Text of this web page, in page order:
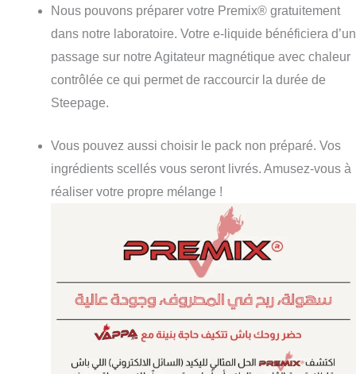
Nous pouvons préparer votre Premix® gratuitement
dans notre laboratoire. Votre e-liquide bénéficiera d’un
passage sur notre Agitateur magnétique avec chaleur
contrôlée ce qui permet de raccourcir la durée de
Steepage.
Vous pouvez aussi choisir le pack non préparé. Vos
ingrédients scellés vous seront livrés. Amusez-vous à
réaliser votre propre mélange !